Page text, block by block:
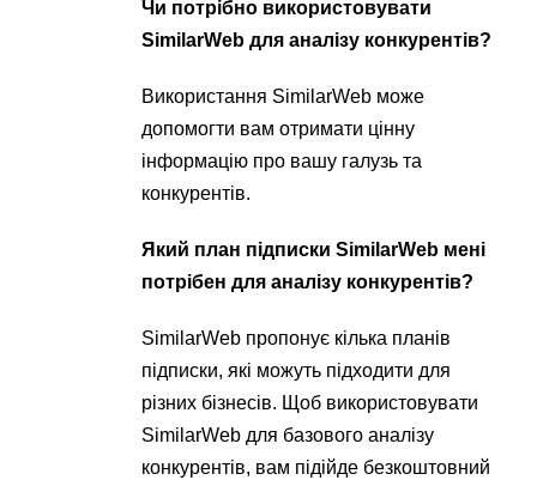
Чи потрібно використовувати
SimilarWeb для аналізу конкурентів?
Використання SimilarWeb може
допомогти вам отримати цінну
інформацію про вашу галузь та
конкурентів.
Який план підписки SimilarWeb мені
потрібен для аналізу конкурентів?
SimilarWeb пропонує кілька планів
підписки, які можуть підходити для
різних бізнесів. Щоб використовувати
SimilarWeb для базового аналізу
конкурентів, вам підійде безкоштовний